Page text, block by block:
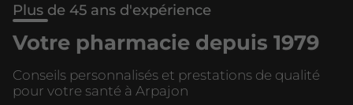
Plus de 45 ans d'expérience
Votre pharmacie depuis 1979
Conseils personnalisés et prestations de qualité
pour votre santé à Arpajon